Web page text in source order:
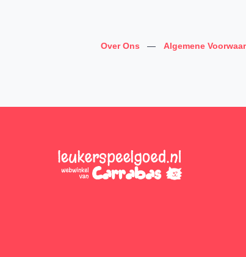
Over Ons — Algemene